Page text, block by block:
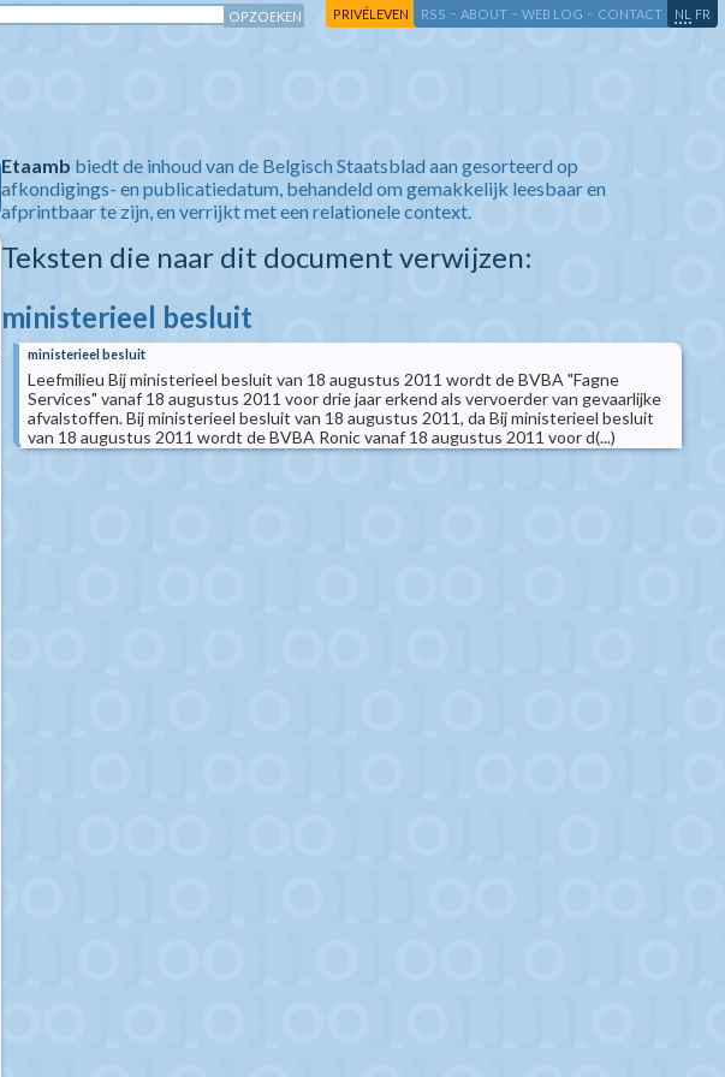
PRIVÉLEVEN RSS - ABOUT - WEB LOG - CONTACT NL FR
Etaamb biedt de inhoud van de Belgisch Staatsblad aan gesorteerd op
afkondigings- en publicatiedatum, behandeld om gemakkelijk leesbaar en
afprintbaar te zijn, en verrijkt met een relationele context.
Teksten die naar dit document verwijzen:
ministerieel besluit
ministerieel besluit
Leefmilieu Bij ministerieel besluit van 18 augustus 2011 wordt de BVBA "Fagne
Services" vanaf 18 augustus 2011 voor drie jaar erkend als vervoerder van gevaarlijke
afvalstoffen. Bij ministerieel besluit van 18 augustus 2011, da Bij ministerieel besluit
van 18 augustus 2011 wordt de BVBA Ronic vanaf 18 augustus 2011 voor d(...)